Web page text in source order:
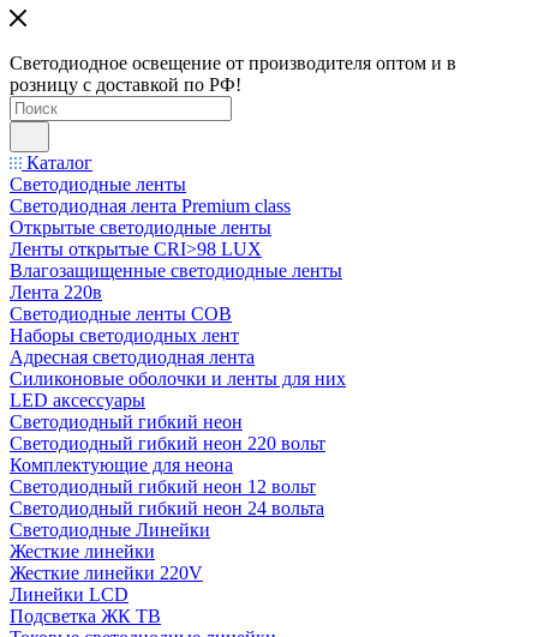
Светодиодное освещение от производителя оптом и в
розницу с доставкой по РФ!
Каталог
Светодиодные ленты
Светодиодная лента Premium class
Открытые светодиодные ленты
Ленты открытые CRI>98 LUX
Влагозащищенные светодиодные ленты
Лента 220в
Светодиодные ленты COB
Наборы светодиодных лент
Адресная светодиодная лента
Силиконовые оболочки и ленты для них
LED аксессуары
Светодиодный гибкий неон
Светодиодный гибкий неон 220 вольт
Комплектующие для неона
Светодиодный гибкий неон 12 вольт
Светодиодный гибкий неон 24 вольта
Светодиодные Линейки
Жесткие линейки
Жесткие линейки 220V
Линейки LCD
Подсветка ЖК ТВ